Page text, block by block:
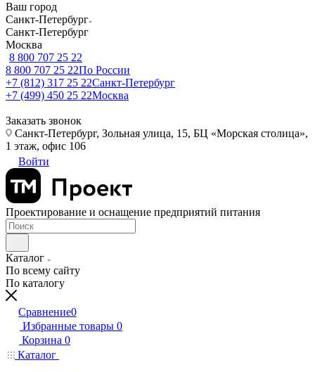
Ваш город
Санкт-Петербург
Санкт-Петербург
Москва
8 800 707 25 22
8 800 707 25 22По России
+7 (812) 317 25 22Санкт-Петербург
+7 (499) 450 25 22Москва
Заказать звонок
Санкт-Петербург, Зольная улица, 15, БЦ «Морская столица»,
1 этаж, офис 106
Войти
Проектирование и оснащение предприятий питания
Каталог
По всему сайту
По каталогу
Сравнение0
Избранные товары 0
Корзина 0
Каталог